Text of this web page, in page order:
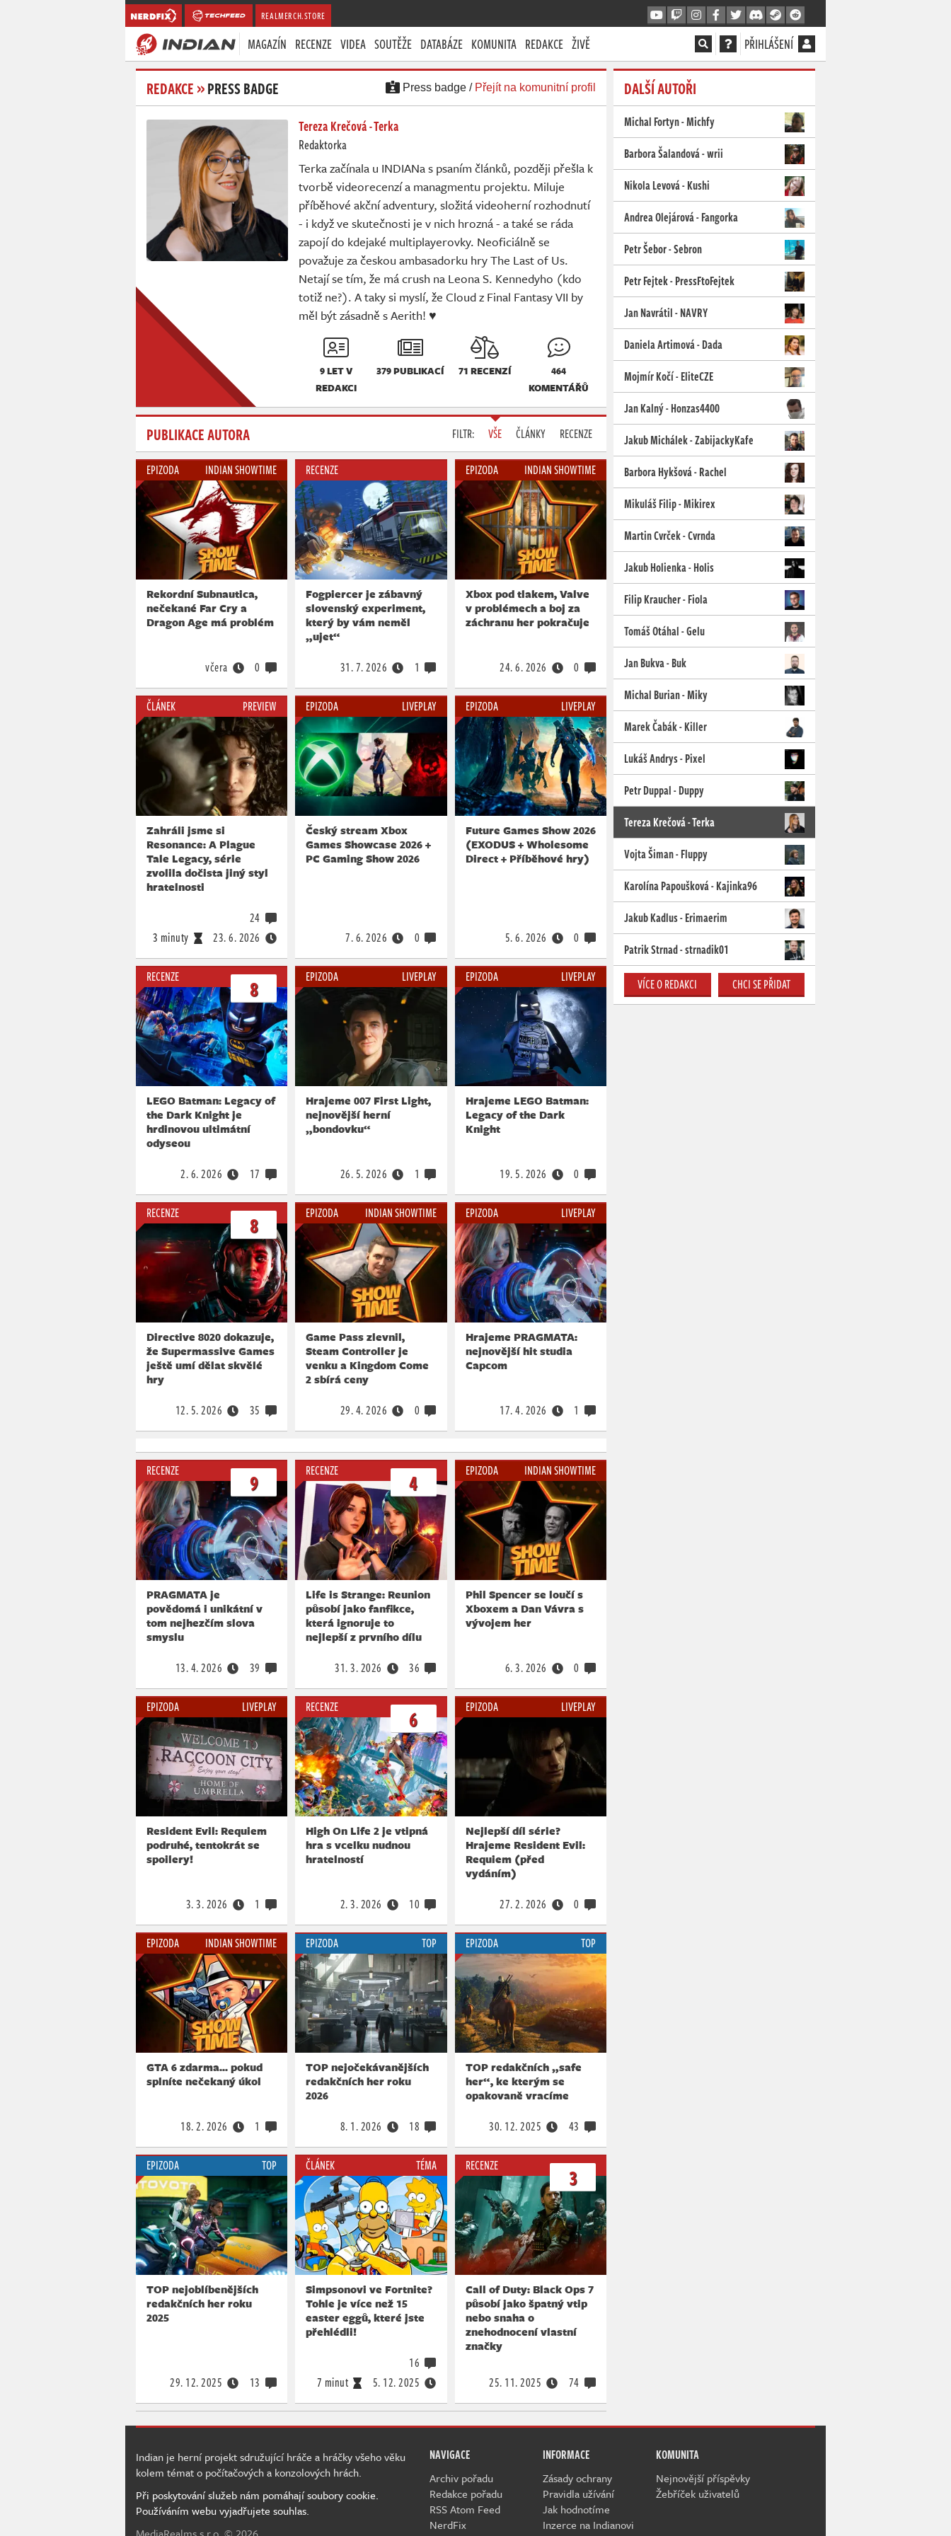
REALMERCH.STORE
MAGAZÍN RECENZE VIDEA SOUTĚŽE DATABÁZE KOMUNITA REDAKCE ŽIVĚ PŘIHLÁŠENÍ
REDAKCE»PRESS BADGE Press badge / Přejít na komunitní profil
Tereza Krečová - Terka
Redaktorka
Terka začínala u INDIANa s psaním článků, později přešla k
tvorbě videorecenzí a managmentu projektu. Miluje
příběhové akční adventury, složitá videoherní rozhodnutí
- i když ve skutečnosti je v nich hrozná - a také se ráda
zapojí do kdejaké multiplayerovky. Neoficiálně se
považuje za českou ambasadorku hry The Last of Us.
Netají se tím, že má crush na Leona S. Kennedyho (kdo
totiž ne?). A taky si myslí, že Cloud z Final Fantasy VII by
měl být zásadně s Aerith! ♥️
9 LET V
REDAKCI
379 PUBLIKACÍ 71 RECENZÍ
464
KOMENTÁŘŮ
PUBLIKACE AUTORA FILTR: VŠE ČLÁNKY RECENZE
EPIZODA INDIAN SHOWTIME
Rekordní Subnautica,
nečekané Far Cry a
Dragon Age má problém
včera 0
RECENZE
Fogpiercer je zábavný
slovenský experiment,
který by vám neměl
„ujet“
31. 7. 2026 1
EPIZODA INDIAN SHOWTIME
Xbox pod tlakem, Valve
v problémech a boj za
záchranu her pokračuje
24. 6. 2026 0
ČLÁNEK PREVIEW
Zahráli jsme si
Resonance: A Plague
Tale Legacy, série
zvolila dočista jiný styl
hratelnosti
3 minuty 23. 6. 2026
24
EPIZODA LIVEPLAY
Český stream Xbox
Games Showcase 2026 +
PC Gaming Show 2026
7. 6. 2026 0
EPIZODA LIVEPLAY
Future Games Show 2026
(EXODUS + Wholesome
Direct + Příběhové hry)
5. 6. 2026 0
RECENZE 8
LEGO Batman: Legacy of
the Dark Knight je
hrdinovou ultimátní
odyseou
2. 6. 2026 17
EPIZODA LIVEPLAY
Hrajeme 007 First Light,
nejnovější herní
„bondovku“
26. 5. 2026 1
EPIZODA LIVEPLAY
Hrajeme LEGO Batman:
Legacy of the Dark
Knight
19. 5. 2026 0
RECENZE 8
Directive 8020 dokazuje,
že Supermassive Games
ještě umí dělat skvělé
hry
12. 5. 2026 35
EPIZODA INDIAN SHOWTIME
Game Pass zlevnil,
Steam Controller je
venku a Kingdom Come
2 sbírá ceny
29. 4. 2026 0
EPIZODA LIVEPLAY
Hrajeme PRAGMATA:
nejnovější hit studia
Capcom
17. 4. 2026 1
RECENZE 9
PRAGMATA je
povědomá i unikátní v
tom nejhezčím slova
smyslu
13. 4. 2026 39
RECENZE 4
Life is Strange: Reunion
působí jako fanfikce,
která ignoruje to
nejlepší z prvního dílu
31. 3. 2026 36
EPIZODA INDIAN SHOWTIME
Phil Spencer se loučí s
Xboxem a Dan Vávra s
vývojem her
6. 3. 2026 0
EPIZODA LIVEPLAY
Resident Evil: Requiem
podruhé, tentokrát se
spoilery!
3. 3. 2026 1
RECENZE 6
High On Life 2 je vtipná
hra s vcelku nudnou
hratelností
2. 3. 2026 10
EPIZODA LIVEPLAY
Nejlepší díl série?
Hrajeme Resident Evil:
Requiem (před
vydáním)
27. 2. 2026 0
EPIZODA INDIAN SHOWTIME
GTA 6 zdarma... pokud
splníte nečekaný úkol
18. 2. 2026 1
EPIZODA TOP
TOP nejočekávanějších
redakčních her roku
2026
8. 1. 2026 18
EPIZODA TOP
TOP redakčních „safe
her“, ke kterým se
opakovaně vracíme
30. 12. 2025 43
EPIZODA TOP
TOP nejoblíbenějších
redakčních her roku
2025
29. 12. 2025 13
ČLÁNEK TÉMA
Simpsonovi ve Fortnite?
Tohle je více než 15
easter eggů, které jste
přehlédli!
7 minut 5. 12. 2025
16
RECENZE 3
Call of Duty: Black Ops 7
působí jako špatný vtip
nebo snaha o
znehodnocení vlastní
značky
25. 11. 2025 74
DALŠÍ AUTOŘI
Michal Fortyn - Michfy
Barbora Šalandová - wrii
Nikola Levová - Kushi
Andrea Olejárová - Fangorka
Petr Šebor - Sebron
Petr Fejtek - PressFtoFejtek
Jan Navrátil - NAVRY
Daniela Artimová - Dada
Mojmír Kočí - EliteCZE
Jan Kalný - Honzas4400
Jakub Michálek - ZabijackyKafe
Barbora Hykšová - Rachel
Mikuláš Filip - Mikirex
Martin Cvrček - Cvrnda
Jakub Holienka - Holis
Filip Kraucher - Fiola
Tomáš Otáhal - Gelu
Jan Bukva - Buk
Michal Burian - Miky
Marek Čabák - Killer
Lukáš Andrys - Pixel
Petr Duppal - Duppy
Tereza Krečová - Terka
Vojta Šiman - Fluppy
Karolína Papoušková - Kajinka96
Jakub Kadlus - Erimaerim
Patrik Strnad - strnadik01
VÍCE O REDAKCI CHCI SE PŘIDAT
NAVIGACE
Archiv pořadu
Redakce pořadu
RSS Atom Feed
NerdFix
INFORMACE
Zásady ochrany
Pravidla užívání
Jak hodnotíme
Inzerce na Indianovi
KOMUNITA
Nejnovější příspěvky
Žebříček uživatelů
Indian je herní projekt sdružující hráče a hráčky všeho věku
kolem témat o počítačových a konzolových hrách.
Při poskytování služeb nám pomáhají soubory cookie.
Používáním webu vyjadřujete souhlas.